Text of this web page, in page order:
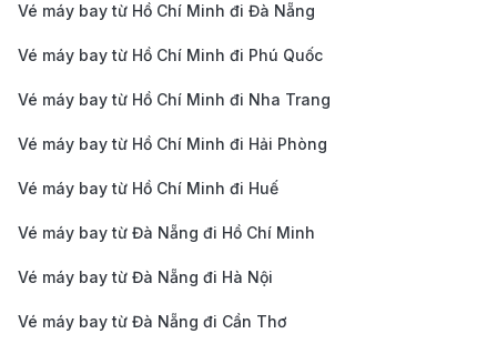
hợp. Mức giá vé có thể thay đổi tùy theo thời điểm đặt
vé, mùa du lịch và hãng hàng không bạn chọn. Dưới
đây là thông tin tham khảo về giá
Philadelphia, giúp bạn dễ dàng lên kế hoạch chi phí
cho chuyến đi của mình:
Giá vé máy bay từ Hà Nội đi Philadelphia một
15.100.000 VND - 42.000.000 VND.
hồi:
30.200.000 VND - 143.000.000 VND.
Vé máy bay từ Hồ Chí Minh đi Đà Nẵng
Vé máy bay từ Hồ Chí Minh đi Phú Quốc
Vé máy bay từ Hồ Chí Minh đi Nha Trang
Vé máy bay từ Hồ Chí Minh đi Hải Phòng
Vé máy bay từ Hồ Chí Minh đi Huế
Vé máy bay từ Đà Nẵng đi Hồ Chí Minh
Vé máy bay từ Đà Nẵng đi Hà Nội
Vé máy bay từ Đà Nẵng đi Cần Thơ